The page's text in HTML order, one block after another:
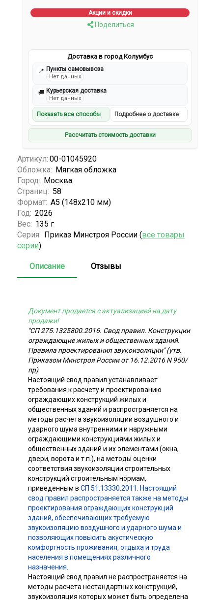
Акции и скидки
Поделиться
Доставка в город Колумбус
📍 Пункты самовывоза
Нет данных
🚚 Курьерская доставка
Нет данных
Показать все способы Подробнее о доставке
Рассчитать стоимость доставки
Артикул: 00-01045920
Обложка: Мягкая обложка
Город: Москва
Страниц: 58
Формат: А5 (148x210 мм)
Год: 2026
Вес: 135 г
Серия: Приказ Минстроя России (все товары
серии)
Описание Отзывы
Документ продается с актуализацией на дату
продажи!
"СП 275.1325800.2016. Свод правил. Конструкции
ограждающие жилых и общественных зданий.
Правила проектирования звукоизоляции" (утв.
Приказом Минстроя России от 16.12.2016 N 950/
пр)
Настоящий свод правил устанавливает
требования к расчету и проектированию
ограждающих конструкций жилых и
общественных зданий и распространяется на
методы расчета звукоизоляции воздушного и
ударного шума внутренними и наружными
ограждающими конструкциями жилых и
общественных зданий и их элементами (окна,
двери, ворота и т.п.), на методы оценки
соответствия звукоизоляции строительных
конструкций строительным нормам,
приведенным в СП 51.13330.2011. Настоящий
свод правил распространяется также на методы
проектирования ограждающих конструкций
зданий, обеспечивающих требуемую
звукоизоляцию воздушного и ударного шума и
позволяющих повысить акустическую
комфортность проживания, отдыха и труда
населения в помещениях различного
назначения
Настоящий свод правил не распространяется на
методы расчета нестандартных конструкций,
звукоизоляция которых может быть определена